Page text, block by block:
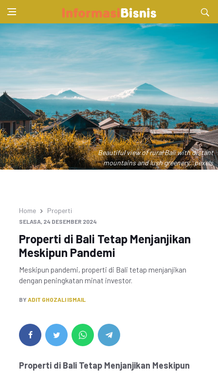
Beautiful view of rural Bali with distant
mountains and lush greenery. .pexels
Home Properti
SELASA, 24 DESEMBER 2024
Properti di Bali Tetap Menjanjikan
Meskipun Pandemi
Meskipun pandemi, properti di Bali tetap menjanjikan
dengan peningkatan minat investor.
BY ADIT GHOZALI ISMAIL
Properti di Bali Tetap Menjanjikan Meskipun